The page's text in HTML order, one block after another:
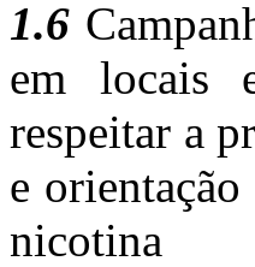
1.6
em locais
respeitar a
e
nicotina